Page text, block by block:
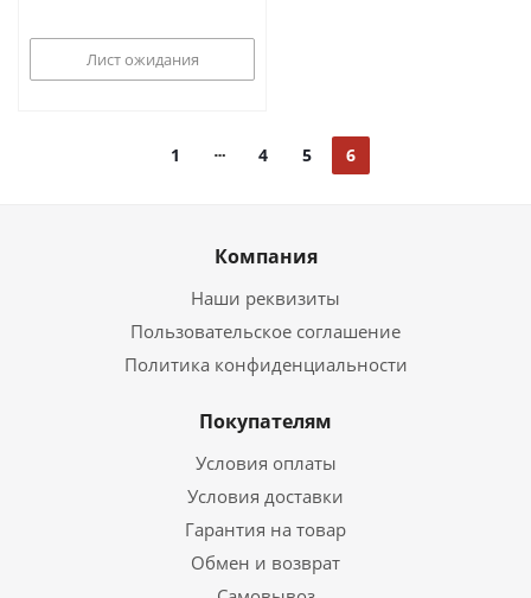
Лист ожидания
1 4 5 6
Компания
Наши реквизиты
Пользовательское соглашение
Политика конфиденциальности
Покупателям
Условия оплаты
Условия доставки
Гарантия на товар
Обмен и возврат